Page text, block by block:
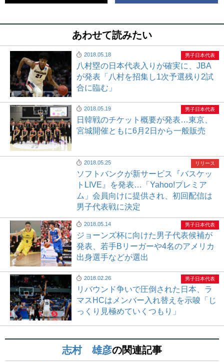
あわせて読みたい
2018.05.18
八村塁の日本代表入りが確実に、JBA
が発表「八村を招集し1次予選残り2試
合に臨む」
男子日本代表
2018.05.19
日韓戦のチケット概要が発表…東京、
宮城開催ともに6月2日から一般販売
男子日本代表
2018.05.25
ソフトバンクが新サービス『バスケッ
トLIVE』を発表…「Yahoo!プレミア
ム」会員向けに提供され、初回配信は
男子代表戦に決定
リリース
2018.05.14
ジョーンズ杯に向けた男子代表候補が
発表、若手Bリーガーや4名のアメリカ
出身選手などが選出
男子日本代表
2018.02.26
リバウンド争いで圧倒された日本、ラ
マスHCはメンバー入れ替えを示唆「じ
っくり見極めていくつもり」
男子日本代表
志村 雄彦の関連記事